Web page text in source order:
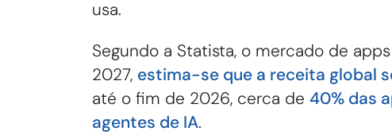
usa.
Segundo a Statista, o mercado de
2027, estima-se que a receita global
até o fim de 2026, cerca de 40% das
agentes de IA.